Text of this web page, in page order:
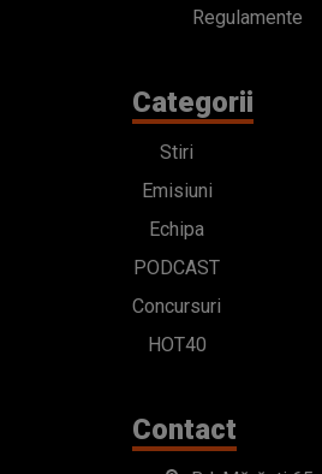
Regulamente
Categorii
Stiri
Emisiuni
Echipa
PODCAST
Concursuri
HOT40
Contact